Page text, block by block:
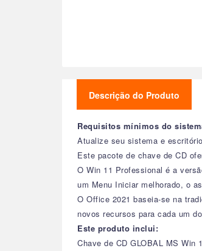
Descrição do Produto
Requisitos mínimos do
Atualize seu sistema e
Este pacote de chave de CD
O Win 11 Professional é a
um Menu Iniciar melhorado, o
O Office 2021 baseia-se na
novos recursos para cada um
Este produto inclui:
Chave de CD GLOBAL MS Win